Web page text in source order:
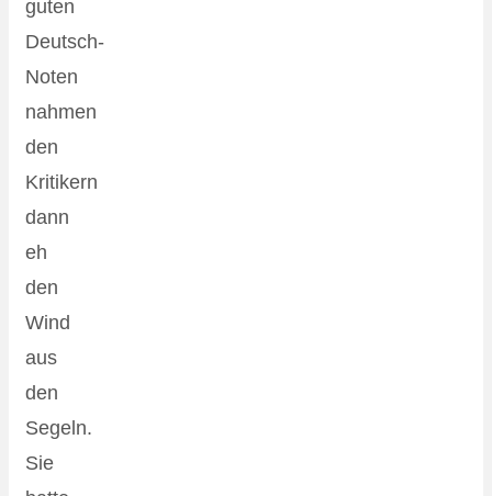
guten
Deutsch-
Noten
nahmen
den
Kritikern
dann
eh
den
Wind
aus
den
Segeln.
Sie